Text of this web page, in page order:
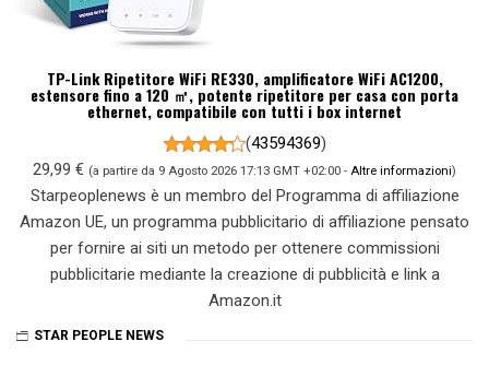
TP-Link Ripetitore WiFi RE330, amplificatore WiFi AC1200,
estensore fino a 120 ㎡, potente ripetitore per casa con porta
ethernet, compatibile con tutti i box internet
(43594369)
29,99 € (a partire da 9 Agosto 2026 17:13 GMT +02:00 - Altre informazioni)
Starpeoplenews è un membro del Programma di affiliazione
Amazon UE, un programma pubblicitario di affiliazione pensato
per fornire ai siti un metodo per ottenere commissioni
pubblicitarie mediante la creazione di pubblicità e link a
Amazon.it
STAR PEOPLE NEWS